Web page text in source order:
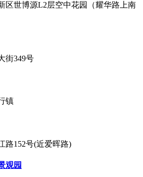
区世博源L2层空中花园（耀华路上南
街349号
镇
路152号(近爱晖路)
观园